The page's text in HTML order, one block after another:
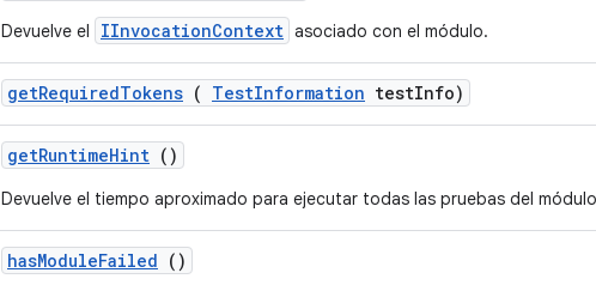
Devuelve el IInvocationContext asociado con el módulo.
getRequiredTokens ( TestInformation testInfo)
getRuntimeHint ()
Devuelve el tiempo aproximado para ejecutar todas las pruebas del
hasModuleFailed ()